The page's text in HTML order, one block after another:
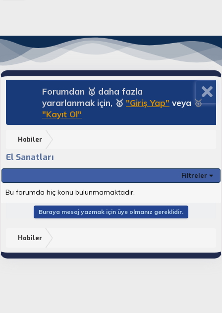
Forumdan 🥇 daha fazla
yararlanmak için, 🥇 "Giriş Yap" veya 🥇
"Kayıt Ol"
Hobiler
El Sanatları
Filtreler
Bu forumda hiç konu bulunmamaktadır.
Buraya mesaj yazmak için üye olmanız gereklidir.
Hobiler